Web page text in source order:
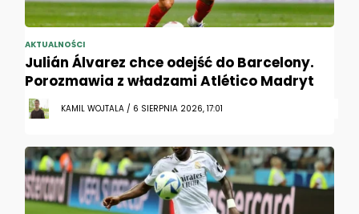
AKTUALNOŚCI
Julián Álvarez chce odejść do Barcelony.
Porozmawia z władzami Atlético Madryt
KAMIL WOJTALA / 6 SIERPNIA 2026, 17:01